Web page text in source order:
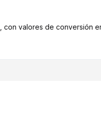
valores de conversión